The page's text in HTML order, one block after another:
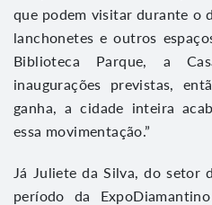
que podem visitar durante o
lanchonetes e outros
Biblioteca Parque, a
inaugurações previstas,
ganha, a cidade inteira
essa movimentação.”
Já Juliete da Silva, do setor
período da